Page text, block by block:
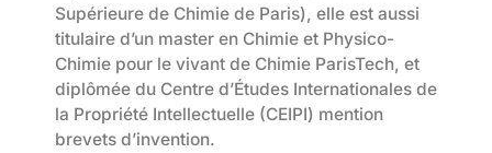
Supérieure de Chimie de Paris), elle est aussi
titulaire d’un master en Chimie et Physico-
Chimie pour le vivant de Chimie ParisTech, et
diplômée du Centre d’Études Internationales de
la Propriété Intellectuelle (CEIPI) mention
brevets d’invention.